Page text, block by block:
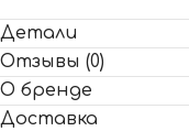
Детали
Отзывы (0)
О бренде
Доставка